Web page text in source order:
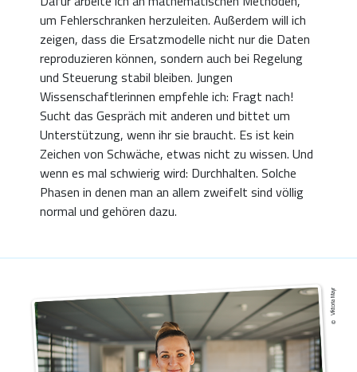
um Fehlerschranken herzuleiten. Außerdem will ich
zeigen, dass die Ersatzmodelle nicht nur die Daten
reproduzieren können, sondern auch bei Regelung
und Steuerung stabil bleiben. Jungen
Wissenschaftlerinnen empfehle ich: Fragt nach!
Sucht das Gespräch mit anderen und bittet um
Unterstützung, wenn ihr sie braucht. Es ist kein
Zeichen von Schwäche, etwas nicht zu wissen. Und
wenn es mal schwierig wird: Durchhalten. Solche
Phasen in denen man an allem zweifelt sind völlig
normal und gehören dazu.
Viktoria Mayr